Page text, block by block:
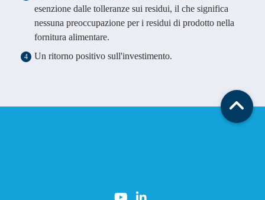
esenzione dalle tolleranze sui residui, il che significa
nessuna preoccupazione per i residui di prodotto nella
fornitura alimentare.
4 Un ritorno positivo sull'investimento.